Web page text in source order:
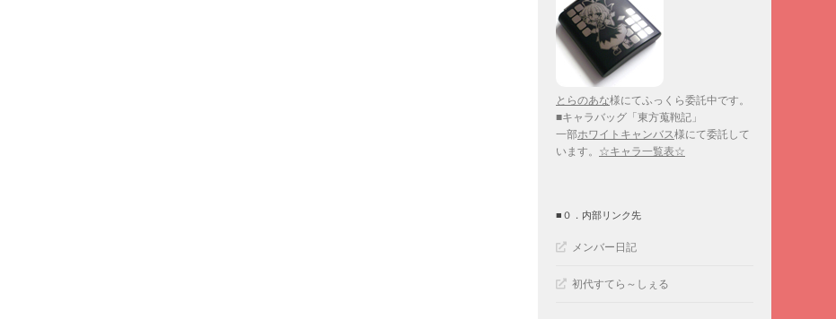
とらのあな様にてふっくら委託中です。
■キャラバッグ「東方蒐鞄記」
一部ホワイトキャンバス様にて委託して
います。 ☆キャラ一覧表☆
■０．内部リンク先
メンバー日記
初代すてら～しぇる